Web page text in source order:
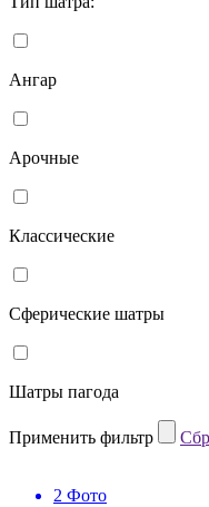
Ангар
Арочные
Классические
Сферические шатры
Шатры пагода
Применить фильтр
2 Фото